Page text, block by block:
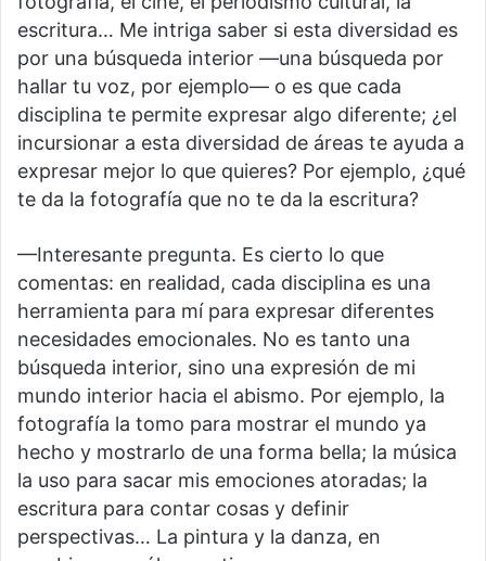
escritura… Me intriga saber si esta diversidad es
por una búsqueda interior —una búsqueda por
hallar tu voz, por ejemplo— o es que cada
disciplina te permite expresar algo diferente; ¿el
incursionar a esta diversidad de áreas te ayuda a
expresar mejor lo que quieres? Por ejemplo, ¿qué
te da la fotografía que no te da la escritura?
—Interesante pregunta. Es cierto lo que
comentas: en realidad, cada disciplina es una
herramienta para mí para expresar diferentes
necesidades emocionales. No es tanto una
búsqueda interior, sino una expresión de mi
mundo interior hacia el abismo. Por ejemplo, la
fotografía la tomo para mostrar el mundo ya
hecho y mostrarlo de una forma bella; la música
la uso para sacar mis emociones atoradas; la
escritura para contar cosas y definir
perspectivas… La pintura y la danza, en